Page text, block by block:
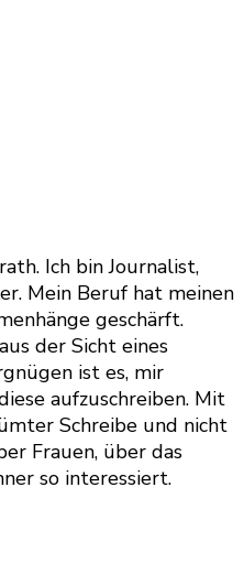
Ich bin Journalist,
Mein Beruf hat meinen
geschärft.
der Sicht eines
ist es, mir
aufzuschreiben. Mit
Schreibe und nicht
Frauen, über das
so interessiert.